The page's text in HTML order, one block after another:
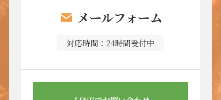
メールフォーム
対応時間：24時間受付中